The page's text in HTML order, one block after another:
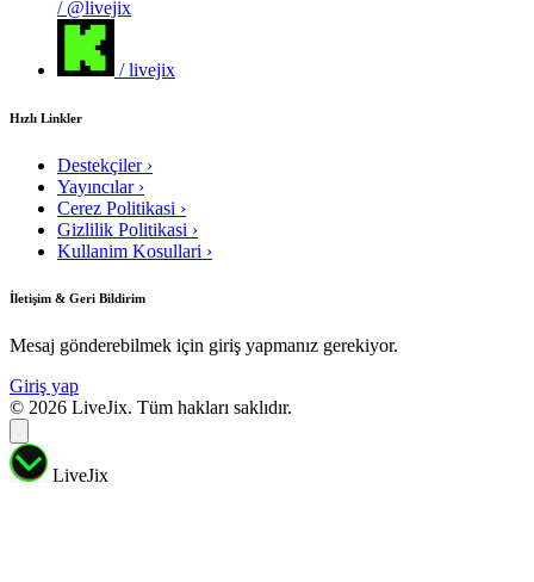
/ @livejix
/ livejix
Hızlı Linkler
Destekçiler ›
Yayıncılar ›
Cerez Politikasi ›
Gizlilik Politikasi ›
Kullanim Kosullari ›
İletişim & Geri Bildirim
Mesaj gönderebilmek için giriş yapmanız gerekiyor.
Giriş yap
© 2026 LiveJix. Tüm hakları saklıdır.
LiveJix